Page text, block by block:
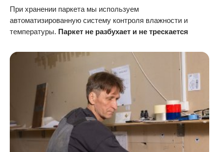
При хранении паркета мы используем
автоматизированную систему контроля влажности и
температуры. Паркет не разбухает и не трескается